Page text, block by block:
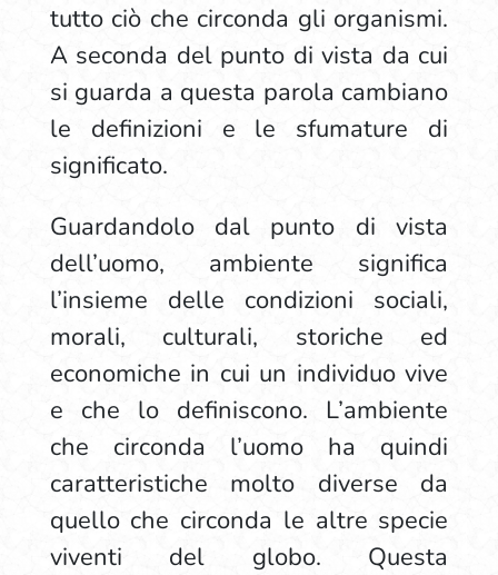
tutto ciò che circonda gli organismi.
A seconda del punto di vista da cui
si guarda a questa parola cambiano
le definizioni e le sfumature di
significato.
Guardandolo dal punto di vista
dell’uomo, ambiente significa
l’insieme delle condizioni sociali,
morali, culturali, storiche ed
economiche in cui un individuo vive
e che lo definiscono. L’ambiente
che circonda l’uomo ha quindi
caratteristiche molto diverse da
quello che circonda le altre specie
viventi del globo. Questa